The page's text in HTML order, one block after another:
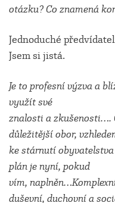
otázku? Co znamená
Jednoduché
Jsem si jistá.
Je to profesní výzva a
využít své
znalosti a zkušenosti….
důležitější obor,
ke stárnutí
plán je nyní, pokud
vím,
duševní, duchovní a